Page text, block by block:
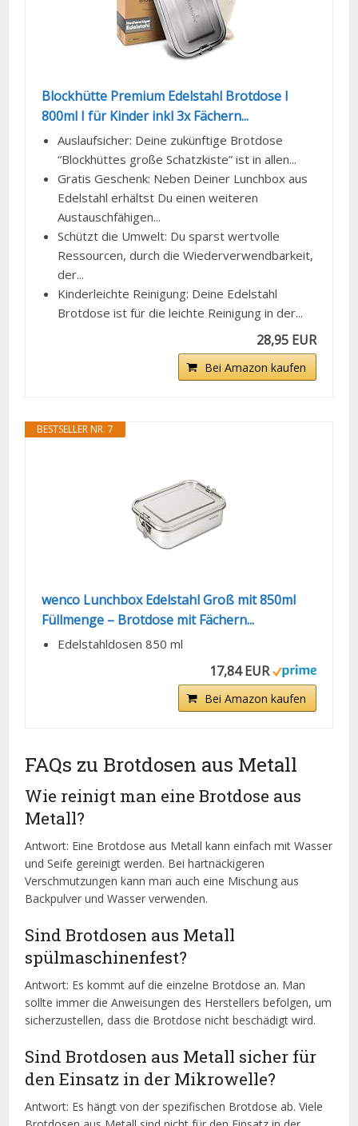
Blockhütte Premium Edelstahl Brotdose I
800ml I für Kinder inkl 3x Fächern...
Auslaufsicher: Deine zukünftige Brotdose
“Blockhüttes große Schatzkiste” ist in allen...
Gratis Geschenk: Neben Deiner Lunchbox aus
Edelstahl erhältst Du einen weiteren
Austauschfähigen...
Schützt die Umwelt: Du sparst wertvolle
Ressourcen, durch die Wiederverwendbarkeit,
der...
Kinderleichte Reinigung: Deine Edelstahl
Brotdose ist für die leichte Reinigung in der...
28,95 EUR
Bei Amazon kaufen
BESTSELLER NR. 7
wenco Lunchbox Edelstahl Groß mit 850ml
Füllmenge – Brotdose mit Fächern...
Edelstahldosen 850 ml
17,84 EUR
Bei Amazon kaufen
FAQs zu Brotdosen aus Metall
Wie reinigt man eine Brotdose aus
Metall?
Antwort: Eine Brotdose aus Metall kann einfach mit Wasser
und Seife gereinigt werden. Bei hartnäckigeren
Verschmutzungen kann man auch eine Mischung aus
Backpulver und Wasser verwenden.
Sind Brotdosen aus Metall
spülmaschinenfest?
Antwort: Es kommt auf die einzelne Brotdose an. Man
sollte immer die Anweisungen des Herstellers befolgen, um
sicherzustellen, dass die Brotdose nicht beschädigt wird.
Sind Brotdosen aus Metall sicher für
den Einsatz in der Mikrowelle?
Antwort: Es hängt von der spezifischen Brotdose ab. Viele